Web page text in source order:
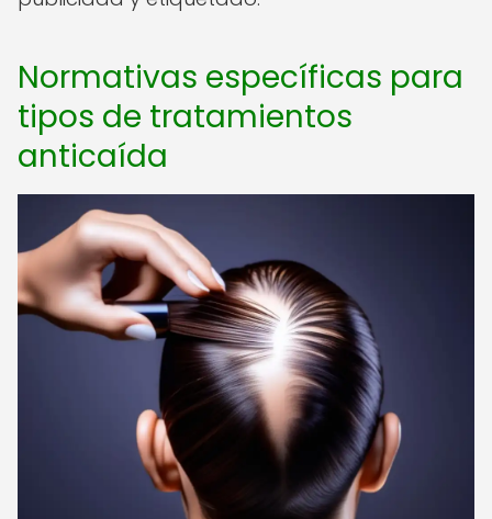
Normativas específicas para
tipos de tratamientos
anticaída